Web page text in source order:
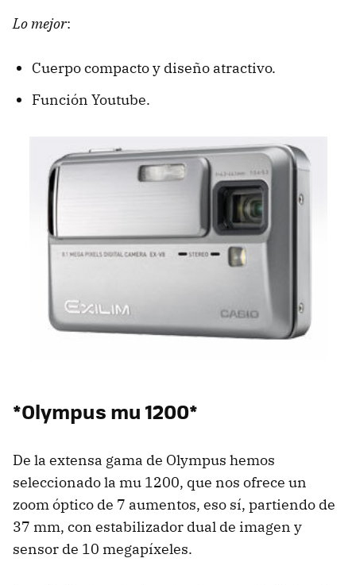
Lo mejor:
Cuerpo compacto y diseño atractivo.
Función Youtube.
*Olympus mu 1200*
De la extensa gama de Olympus hemos
seleccionado la mu 1200, que nos ofrece un
zoom óptico de 7 aumentos, eso sí, partiendo de
37 mm, con estabilizador dual de imagen y
sensor de 10 megapíxeles.